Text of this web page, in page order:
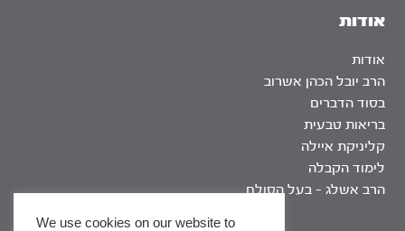
אודות
אודות
הרב יובל הכהן אשרוב
בסוד הדברים
בריאות טבעית
קליניקת איילה
לימוד הקבלה
הרב אשלג – בעל הסולם
We use cookies on our website to